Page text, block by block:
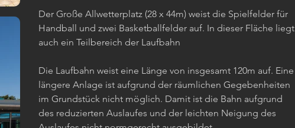
Der Große Allwetterplatz (28 x 44m) weist die Spielfelder für
Handball und zwei Basketballfelder auf. In dieser Fläche liegt
auch ein Teilbereich der Laufbahn
Die Laufbahn weist eine Länge von insgesamt 120m auf. Eine
längere Anlage ist aufgrund der räumlichen Gegebenheiten
im Grundstück nicht möglich. Damit ist die Bahn aufgrund
des reduzierten Auslaufes und der leichten Neigung des